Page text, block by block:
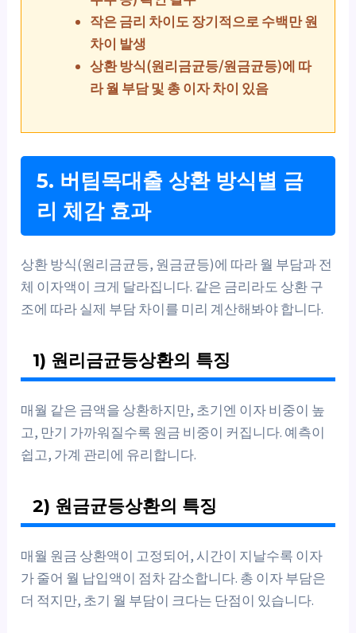
작은 금리 차이도 장기적으로 수백만 원
차이 발생
상환 방식(원리금균등/원금균등)에 따
라 월 부담 및 총 이자 차이 있음
5. 버팀목대출 상환 방식별 금
리 체감 효과
상환 방식(원리금균등, 원금균등)에 따라 월 부담과 전
체 이자액이 크게 달라집니다. 같은 금리라도 상환 구
조에 따라 실제 부담 차이를 미리 계산해봐야 합니다.
1) 원리금균등상환의 특징
매월 같은 금액을 상환하지만, 초기엔 이자 비중이 높
고, 만기 가까워질수록 원금 비중이 커집니다. 예측이
쉽고, 가계 관리에 유리합니다.
2) 원금균등상환의 특징
매월 원금 상환액이 고정되어, 시간이 지날수록 이자
가 줄어 월 납입액이 점차 감소합니다. 총 이자 부담은
더 적지만, 초기 월 부담이 크다는 단점이 있습니다.